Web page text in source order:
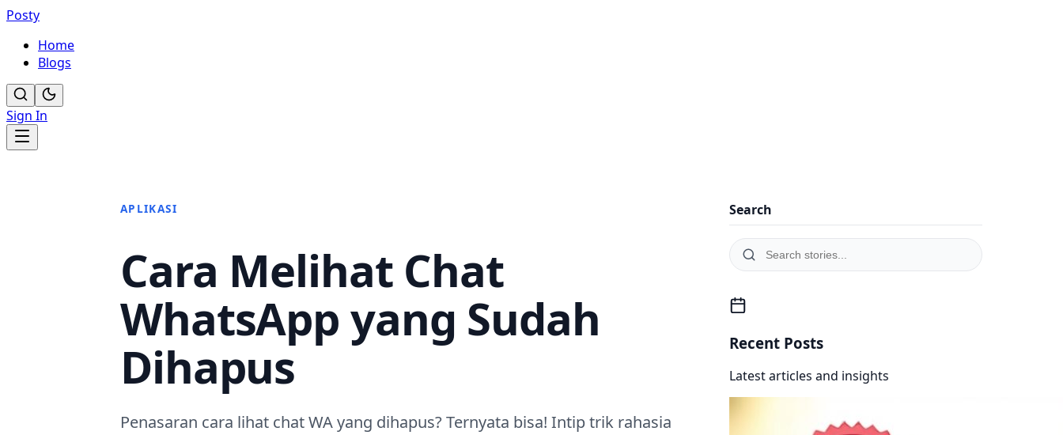
Posty
Home
Blogs
Sign In
APLIKASI
Cara Melihat Chat
WhatsApp yang Sudah
Dihapus
Penasaran cara lihat chat WA yang dihapus? Ternyata bisa! Intip trik rahasia
Search
Recent Posts
Latest articles and insights